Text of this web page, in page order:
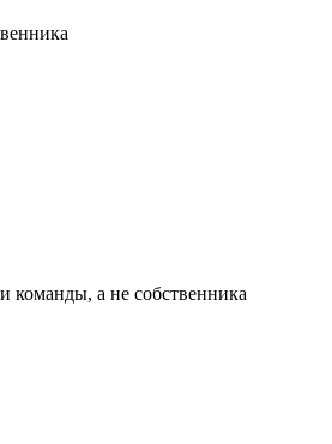
команды, а не собственника